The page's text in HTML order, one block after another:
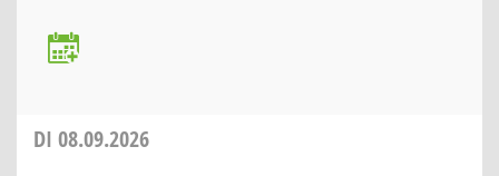
DI 08.09.2026